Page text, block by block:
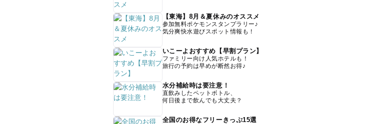
【東海】8月＆夏休みのオススメ
参加無料ポケモンスタンプラリー♪
気分爽快水遊びスポット情報も！
いこーよおすすめ【早割プラン】
ファミリー向け人気ホテルも！
旅行の予約は早めが断然お得♪
水分補給時は要注意！
直飲みしたペットボトル、
何日後まで飲んでも大丈夫？
全国のお得なフリーきっぷ15選